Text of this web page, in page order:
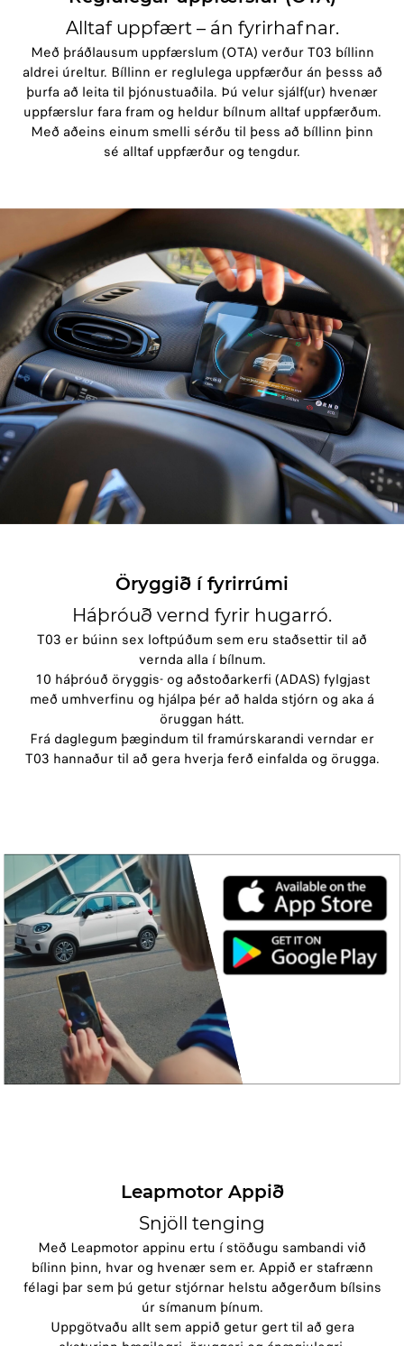
Alltaf uppfært – án fyrirhafnar.
Með þráðlausum uppfærslum (OTA) verður T03 bíllinn
aldrei úreltur. Bíllinn er reglulega uppfærður án þesss að
þurfa að leita til þjónustuaðila. Þú velur sjálf(ur) hvenær
uppfærslur fara fram og heldur bílnum alltaf uppfærðum.
Með aðeins einum smelli sérðu til þess að bíllinn þinn
sé alltaf uppfærður og tengdur.
Öryggið í fyrirrúmi
Háþróuð vernd fyrir hugarró.
T03 er búinn sex loftpúðum sem eru staðsettir til að
vernda alla í bílnum.
10 háþróuð öryggis- og aðstoðarkerfi (ADAS) fylgjast
með umhverfinu og hjálpa þér að halda stjórn og aka á
öruggan hátt.
Frá daglegum þægindum til framúrskarandi verndar er
T03 hannaður til að gera hverja ferð einfalda og örugga.
Leapmotor Appið
Snjöll tenging
Með Leapmotor appinu ertu í stöðugu sambandi við
bílinn þinn, hvar og hvenær sem er. Appið er stafrænn
félagi þar sem þú getur stjórnar helstu aðgerðum bílsins
úr símanum þínum.
Uppgötvaðu allt sem appið getur gert til að gera